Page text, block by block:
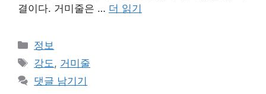
결이다. 거미줄은 … 더 읽기
카
테
고
리
정보
태
그
강도 , 거미줄
댓글 남기기